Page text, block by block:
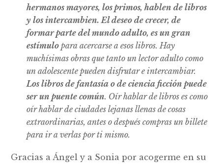
hermanos mayores, los primos, hablen de libros
y los intercambien. El deseo de crecer, de
formar parte del mundo adulto, es un gran
estímulo para acercarse a esos libros. Hay
muchísimas obras que tanto un lector adulto como
un adolescente pueden disfrutar e intercambiar.
Los libros de fantasía o de ciencia ficción puede
ser un puente común. Oír hablar de libros es como
oír hablar de ciudades lejanas llenas de cosas
extraordinarias, antes o después compras un billete
para ir a verlas por ti mismo.
Gracias a Ángel y a Sonia por acogerme en su